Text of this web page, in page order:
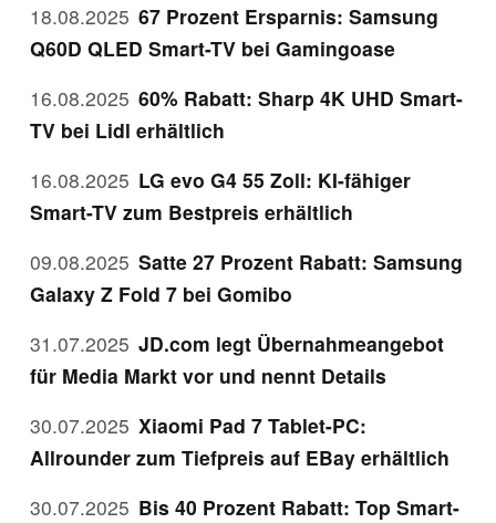
18.08.2025 67 Prozent Ersparnis: Samsung
Q60D QLED Smart-TV bei Gamingoase
16.08.2025 60% Rabatt: Sharp 4K UHD Smart-
TV bei Lidl erhältlich
16.08.2025 LG evo G4 55 Zoll: KI-fähiger
Smart-TV zum Bestpreis erhältlich
09.08.2025 Satte 27 Prozent Rabatt: Samsung
Galaxy Z Fold 7 bei Gomibo
31.07.2025 JD.com legt Übernahmeangebot
für Media Markt vor und nennt Details
30.07.2025 Xiaomi Pad 7 Tablet-PC:
Allrounder zum Tiefpreis auf EBay erhältlich
30.07.2025 Bis 40 Prozent Rabatt: Top Smart-